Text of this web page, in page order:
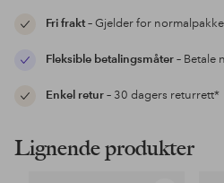
Fri frakt– Gjelder for
Fleksible betalingsmåter– Betale
Enkel retur– 30 dagers returrett*
Lignende produkter